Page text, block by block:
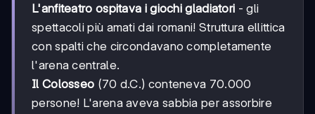
L'anfiteatro ospitava i giochi gladiatori - gli
spettacoli più amati dai romani! Struttura ellittica
con spalti che circondavano completamente
l'arena centrale.
Il Colosseo (70 d.C.) conteneva 70.000
persone! L'arena aveva sabbia per assorbire